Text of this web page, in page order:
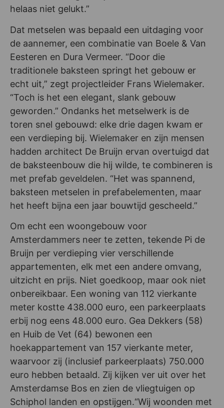
helaas niet gelukt.”
Dat metselen was bepaald een uitdaging voor
de aannemer, een combinatie van Boele & Van
Eesteren en Dura Vermeer. “Door die
traditionele baksteen springt het gebouw er
echt uit,” zegt projectleider Frans Wielemaker.
“Toch is het een elegant, slank gebouw
geworden.” Ondanks het metselwerk is de
toren snel gebouwd: elke drie dagen kwam er
een verdieping bij. Wielemaker en zijn mensen
hadden architect De Bruijn ervan overtuigd dat
de baksteenbouw die hij wilde, te combineren is
met prefab geveldelen. “Het was spannend,
baksteen metselen in prefabelementen, maar
het heeft bijna een jaar bouwtijd gescheeld.”
Om echt een woongebouw voor
Amsterdammers neer te zetten, tekende Pi de
Bruijn per verdieping vier verschillende
appartementen, elk met een andere omvang,
uitzicht en prijs. Niet goedkoop, maar ook niet
onbereikbaar. Een woning van 112 vierkante
meter kostte 438.000 euro, een parkeerplaats
erbij nog eens 48.000 euro. Gea Dekkers (58)
en Huib de Vet (64) bewonen een
hoekappartement van 157 vierkante meter,
waarvoor zij (inclusief parkeerplaats) 750.000
euro hebben betaald. Zij kijken ver uit over het
Amsterdamse Bos en zien de vliegtuigen op
Schiphol landen en opstijgen.“Wij woonden met